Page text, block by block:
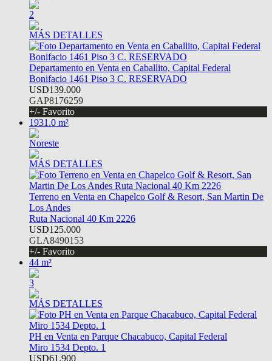
2
MÁS DETALLES
Departamento en Venta en Caballito, Capital Federal
Bonifacio 1461 Piso 3 C. RESERVADO
USD139.000
GAP8176259
+/- Favorito
1931.0 m²
Noreste
MÁS DETALLES
Terreno en Venta en Chapelco Golf & Resort, San Martin De
Los Andes
Ruta Nacional 40 Km 2226
USD125.000
GLA8490153
+/- Favorito
44 m²
3
MÁS DETALLES
PH en Venta en Parque Chacabuco, Capital Federal
Miro 1534 Depto. 1
USD61.900